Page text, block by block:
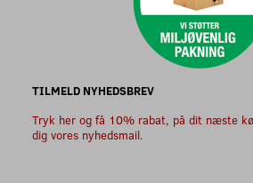
TILMELD NYHEDSBREV
Tryk her og få 10% rabat, på dit næste
dig vores nyhedsmail.